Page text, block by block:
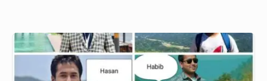
পিসিইউ
ব্রিজ
ট্রফি